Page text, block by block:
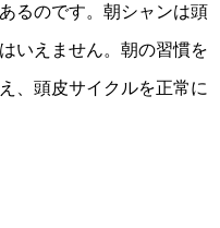
るのです。朝シャンは頭
いえません。朝の習慣を
、頭皮サイクルを正常に